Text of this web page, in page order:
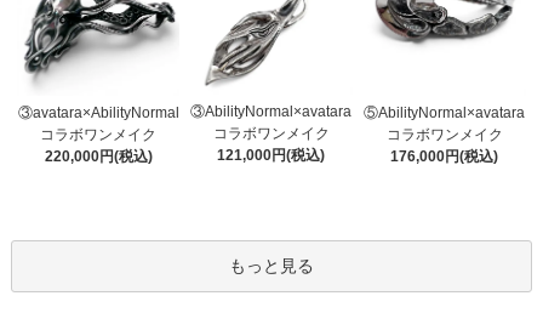
③avatara×AbilityNormal
コラボワンメイク
220,000円(税込)
③AbilityNormal×avatara
コラボワンメイク
121,000円(税込)
⑤AbilityNormal×avatara
コラボワンメイク
176,000円(税込)
もっと見る